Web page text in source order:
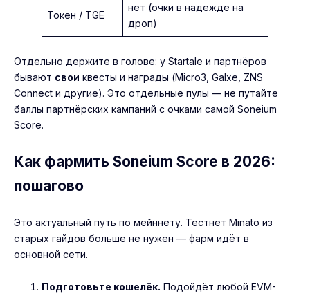
Токен / TGE
нет (очки в надежде на
дроп)
Отдельно держите в голове: у Startale и партнёров
бывают свои квесты и награды (Micro3, Galxe, ZNS
Connect и другие). Это отдельные пулы — не путайте
баллы партнёрских кампаний с очками самой Soneium
Score.
Как фармить Soneium Score в 2026:
пошагово
Это актуальный путь по мейннету. Тестнет Minato из
старых гайдов больше не нужен — фарм идёт в
основной сети.
Подготовьте кошелёк. Подойдёт любой EVM-